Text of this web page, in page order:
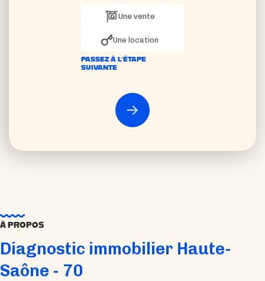
Une vente
Une location
PASSEZ À L’ÉTAPE
SUIVANTE
À PROPOS
Diagnostic immobilier Haute-
Saône - 70